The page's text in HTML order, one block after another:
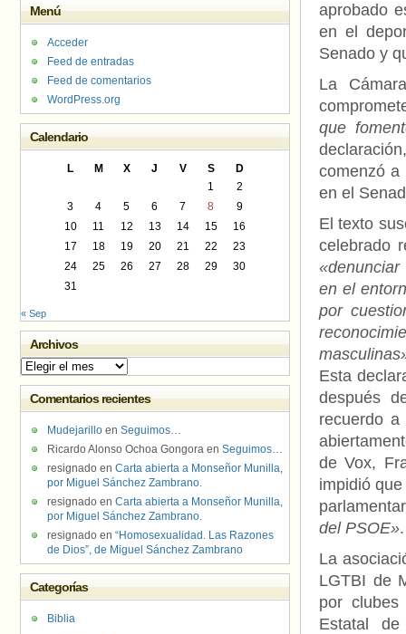
aprobado
en el
Senado y
La
que
comenzó a
en el
El texto
celebrado
en el
por
Esta
después
recuerdo a
de Vox,
impidió
del PSOE».
La
LGTBI de
por
Estatal
Menú
Acceder
Feed de entradas
Feed de comentarios
WordPress.org
Calendario
L M X J V S
D
1
2
3
4 5 6 7 8
9
10
11 12 13 14 15
16
17
18 19 20 21 22
23
24
25 26 27 28 29
30
31
« Sep
Archivos
Archivos
Comentarios recientes
Mudejarillo en Seguimos…
Ricardo Alonso Ochoa Gongora en Seguimos…
resignado en Carta abierta a Monseñor Munilla,
por Miguel Sánchez Zambrano.
resignado en Carta abierta a Monseñor Munilla,
por Miguel Sánchez Zambrano.
resignado en “Homosexualidad. Las Razones
de Dios”, de Miguel Sánchez Zambrano
Categorías
Biblia